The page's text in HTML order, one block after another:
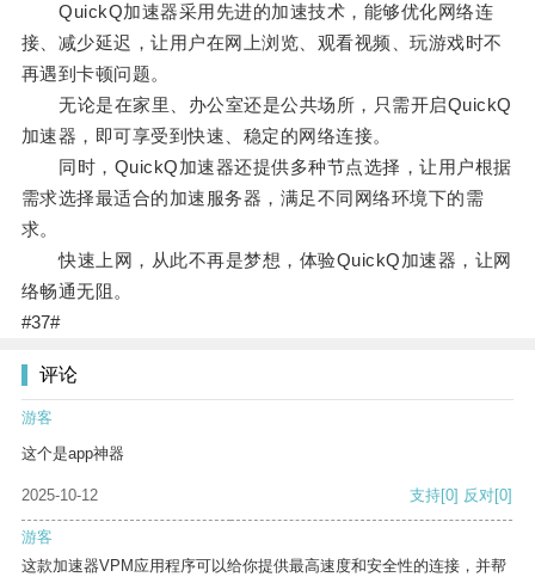
QuickQ加速器采用先进的加速技术，能够优化网络连
接、减少延迟，让用户在网上浏览、观看视频、玩游戏时不
再遇到卡顿问题。
无论是在家里、办公室还是公共场所，只需开启QuickQ
加速器，即可享受到快速、稳定的网络连接。
同时，QuickQ加速器还提供多种节点选择，让用户根据
需求选择最适合的加速服务器，满足不同网络环境下的需
求。
快速上网，从此不再是梦想，体验QuickQ加速器，让网
络畅通无阻。
#37#
评论
游客
这个是app神器
2025-10-12 支持[0] 反对[0]
游客
这款加速器VPM应用程序可以给你提供最高速度和安全性的连接，并帮